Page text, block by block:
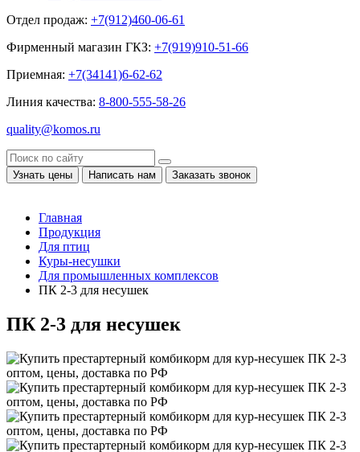
Отдел продаж: +7(912)460-06-61
Фирменный магазин ГКЗ: +7(919)910-51-66
Приемная: +7(34141)6-62-62
Линия качества: 8-800-555-58-26
quality@komos.ru
Узнать цены Написать нам Заказать звонок
Главная
Продукция
Для птиц
Куры-несушки
Для промышленных комплексов
ПК 2-3 для несушек
ПК 2-3 для несушек